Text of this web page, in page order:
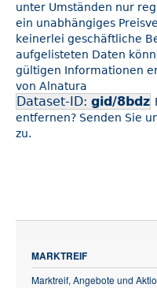
unter Umständen nur
ein unabhängiges
keinerlei geschäftliche
aufgelisteten Daten
gültigen Informationen
von Alnatura
Dataset-ID: gid/8bdz
entfernen? Senden Sie
zu.
MARKTREIF
Marktreif, Angebote und